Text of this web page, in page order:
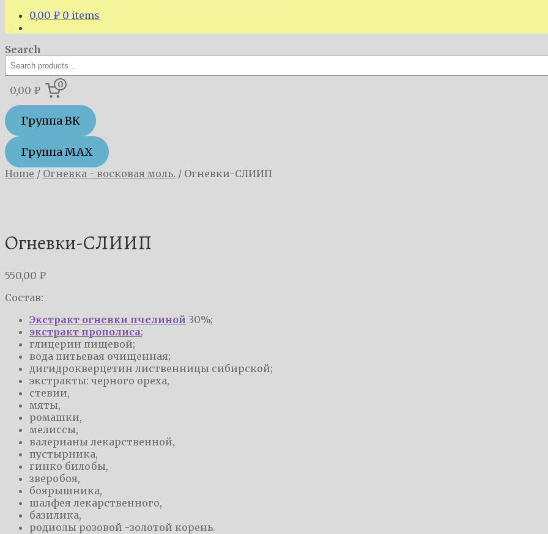
0,00 ₽ 0 items
Search
0,00 ₽ 0
Группа ВК
Группа MAX
Home / Огневка - восковая моль. / Огневки-СЛИИП
Огневки-СЛИИП
550,00 ₽
Состав:
Экстракт огневки пчелиной 30%;
экстракт прополиса;
глицерин пищевой;
вода питьевая очищенная;
дигидрокверцетин лиственницы сибирской;
экстракты: черного ореха,
стевии,
мяты,
ромашки,
мелиссы,
валерианы лекарственной,
пустырника,
гинко билобы,
зверобоя,
боярышника,
шалфея лекарственного,
базилика,
родиолы розовой -золотой корень.